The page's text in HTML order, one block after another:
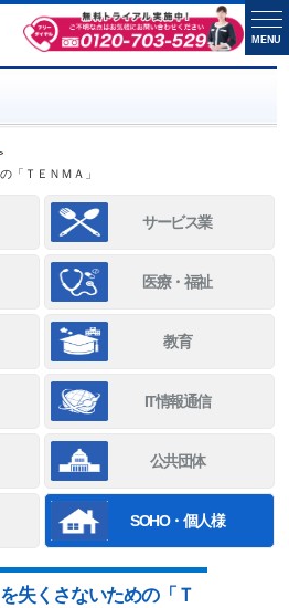
「ＴＥＮＭＡ」
サービス業
医療・福祉
教育
IT情報通信
公共団体
SOHO・個人様
失くさないための「Ｔ
MENU